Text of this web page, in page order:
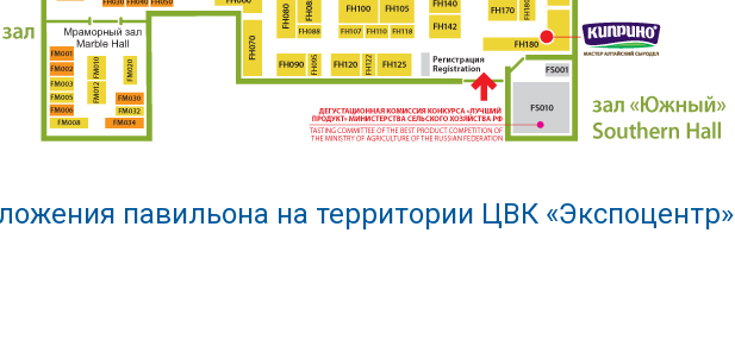
павильона на территории ЦВК «Экспоцентр»